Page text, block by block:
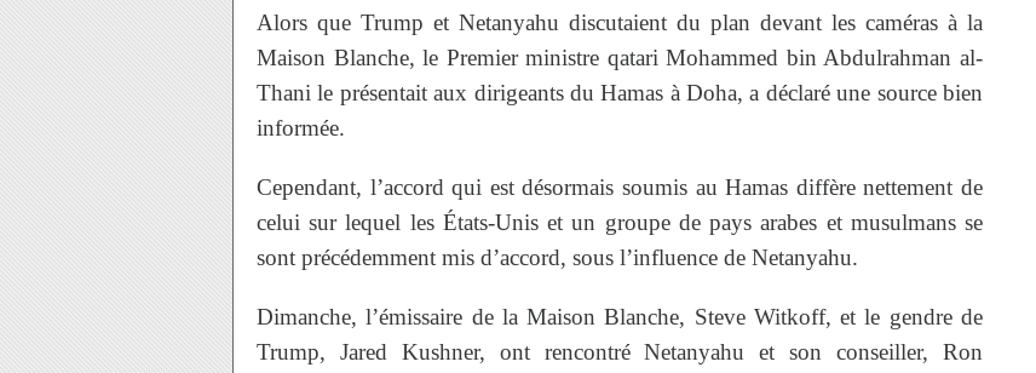
Alors que Trump et Netanyahu discutaient du plan devant les caméras à la
Maison Blanche, le Premier ministre qatari Mohammed bin Abdulrahman al-
Thani le présentait aux dirigeants du Hamas à Doha, a déclaré une source bien
informée.
Cependant, l’accord qui est désormais soumis au Hamas diffère nettement de
celui sur lequel les États-Unis et un groupe de pays arabes et musulmans se
sont précédemment mis d’accord, sous l’influence de Netanyahu.
Dimanche, l’émissaire de la Maison Blanche, Steve Witkoff, et le gendre de
Trump, Jared Kushner, ont rencontré Netanyahu et son conseiller, Ron